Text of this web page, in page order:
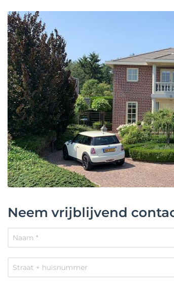
Neem vrijblijvend